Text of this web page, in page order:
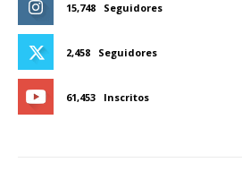
15,748 Seguidores
2,458 Seguidores
61,453 Inscritos